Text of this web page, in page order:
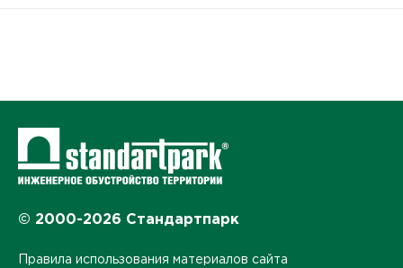
© 2000-2026 Стандартпарк
Правила использования материалов сайта